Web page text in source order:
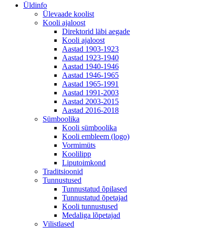
Üldinfo
Ülevaade koolist
Kooli ajaloost
Direktorid läbi aegade
Kooli ajaloost
Aastad 1903-1923
Aastad 1923-1940
Aastad 1940-1946
Aastad 1946-1965
Aastad 1965-1991
Aastad 1991-2003
Aastad 2003-2015
Aastad 2016-2018
Sümboolika
Kooli sümboolika
Kooli embleem (logo)
Vormimüts
Koolilipp
Liputoimkond
Traditsioonid
Tunnustused
Tunnustatud õpilased
Tunnustatud õpetajad
Kooli tunnustused
Medaliga lõpetajad
Vilistlased